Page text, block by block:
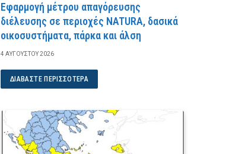
Εφαρμογή μέτρου απαγόρευσης
διέλευσης σε περιοχές NATURA, δασικά
οικοσυστήματα, πάρκα και άλση
4 ΑΥΓΟΎΣΤΟΥ 2026
ΔΙΑΒΆΣΤΕ ΠΕΡΙΣΣΌΤΕΡΑ